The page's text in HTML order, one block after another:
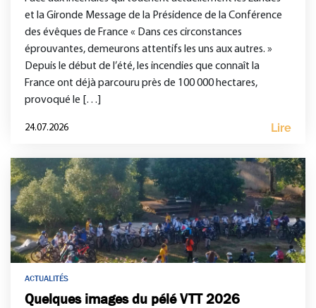
et la Gironde Message de la Présidence de la Conférence
des évêques de France « Dans ces circonstances
éprouvantes, demeurons attentifs les uns aux autres. »
Depuis le début de l’été, les incendies que connaît la
France ont déjà parcouru près de 100 000 hectares,
provoqué le […]
24.07.2026 Lire
ACTUALITÉS
Quelques images du pélé VTT 2026